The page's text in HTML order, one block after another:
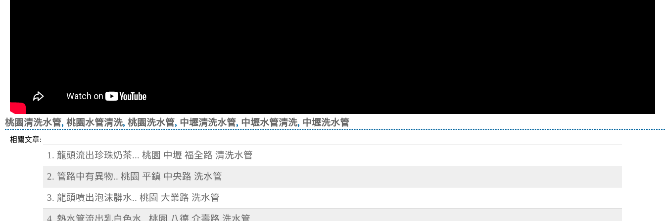
桃園清洗水管, 桃園水管清洗, 桃園洗水管, 中壢清洗水管, 中壢水管清洗, 中壢洗水管
相關文章:
1. 龍頭流出珍珠奶茶... 桃園 中壢 福全路 清洗水管
2. 管路中有異物.. 桃園 平鎮 中央路 洗水管
3. 龍頭噴出泡沫髒水.. 桃園 大業路 洗水管
4. 熱水管流出乳白色水.. 桃園 八德 介壽路 洗水管